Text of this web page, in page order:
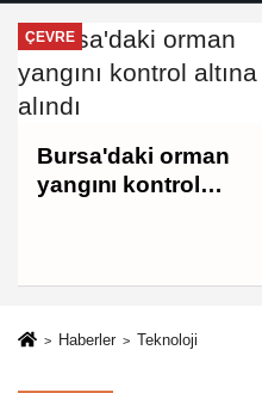
ÇEVRE
Bursa'daki orman
yangını kontrol
Haberler Teknoloji